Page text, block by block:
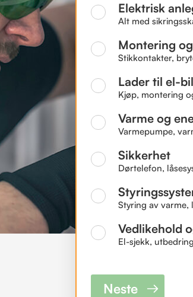
Elektrisk
Alt med
Montering
Stikkontakter,
Lader til el-bil
Kjøp, montering
Varme og
Varmepumpe,
Sikkerhet
Dørtelefon,
Styring av varme,
Vedlikehold
El-sjekk,
Neste